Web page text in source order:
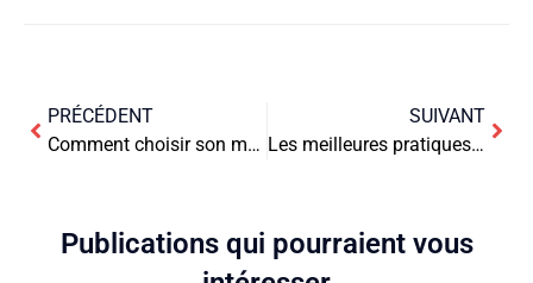
PRÉCÉDENT
Comment choisir son mobilier de bureau professionnel en ligne ?
SUIVANT
Les meilleures pratiques pour choisir un cabinet spécialisé pour gérer votre RH
Publications qui pourraient vous